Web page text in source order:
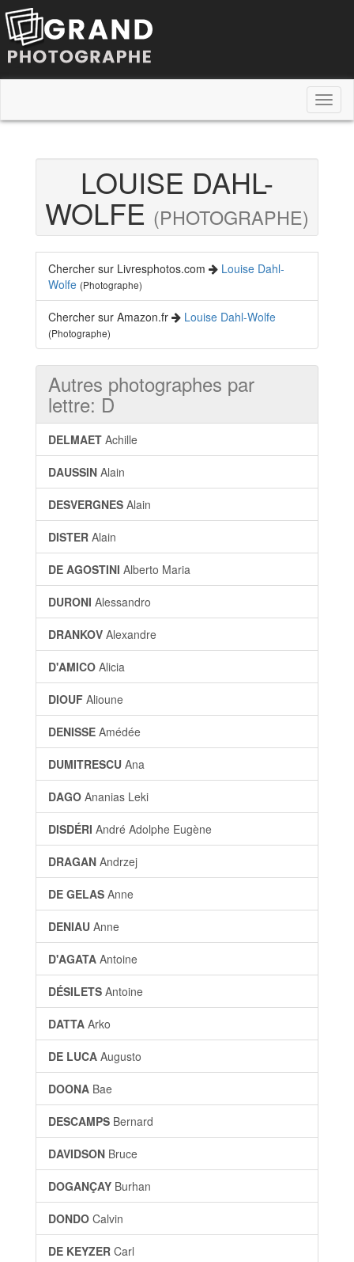
LOUISE DAHL-
WOLFE (PHOTOGRAPHE)
Chercher sur Livresphotos.com
Louise Dahl-
Wolfe (Photographe)
Chercher sur Amazon.fr Louise Dahl-Wolfe
(Photographe)
Autres photographes par
lettre: D
DELMAET Achille
DAUSSIN Alain
DESVERGNES Alain
DISTER Alain
DE AGOSTINI Alberto Maria
DURONI Alessandro
DRANKOV Alexandre
D'AMICO Alicia
DIOUF Alioune
DENISSE Amédée
DUMITRESCU Ana
DAGO Ananias Leki
DISDÉRI André Adolphe Eugène
DRAGAN Andrzej
DE GELAS Anne
DENIAU Anne
D'AGATA Antoine
DÉSILETS Antoine
DATTA Arko
DE LUCA Augusto
DOONA Bae
DESCAMPS Bernard
DAVIDSON Bruce
DOGANÇAY Burhan
DONDO Calvin
DE KEYZER Carl